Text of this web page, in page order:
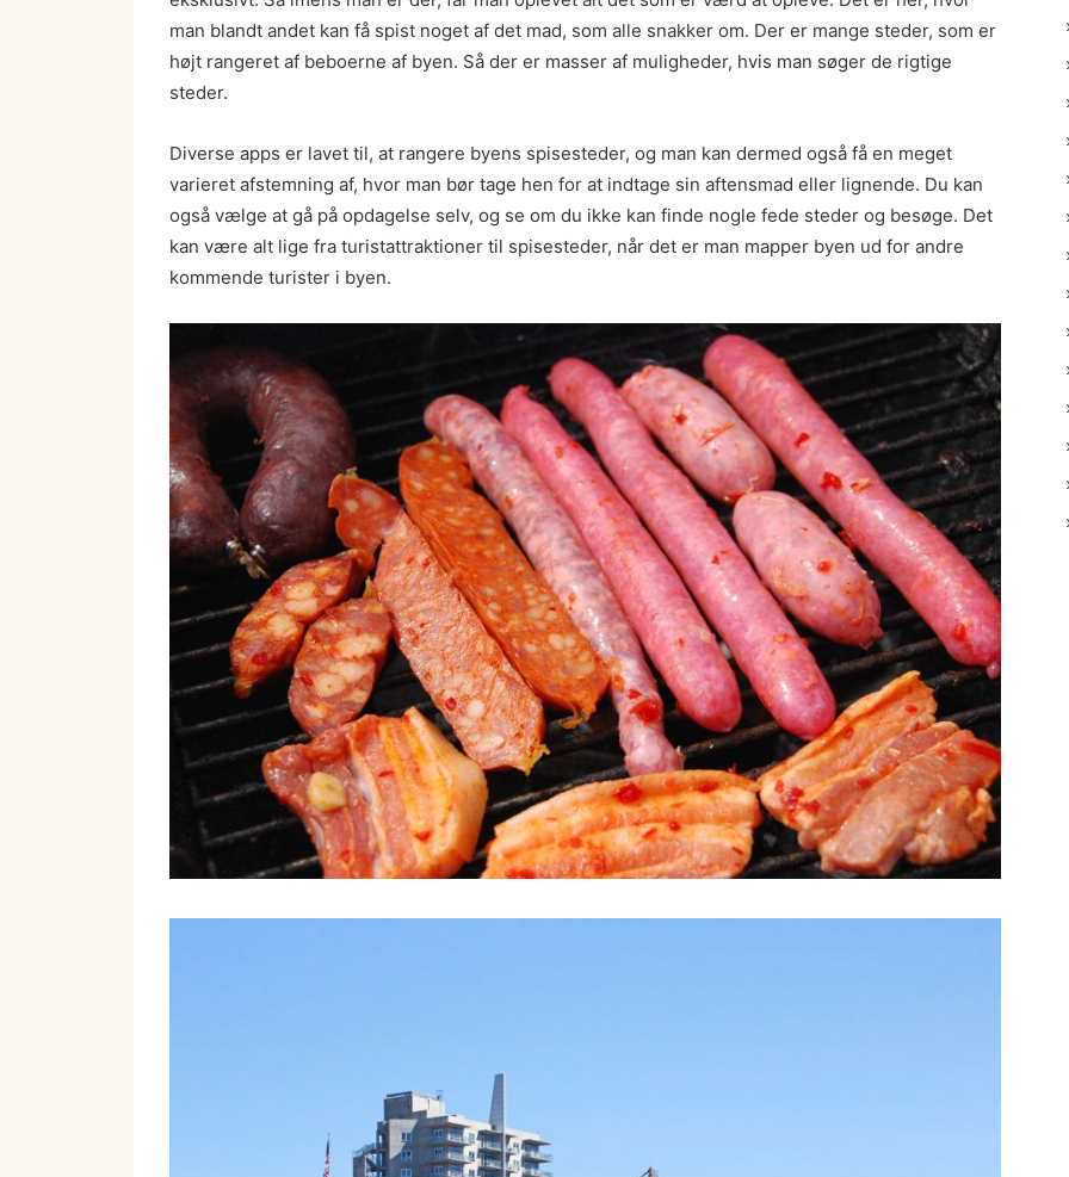
man blandt andet kan få spist noget af det mad, som alle snakker om. Der er mange steder, som er
højt rangeret af beboerne af byen. Så der er masser af muligheder, hvis man søger de rigtige
steder.
Diverse apps er lavet til, at rangere byens spisesteder, og man kan dermed også få en meget
varieret afstemning af, hvor man bør tage hen for at indtage sin aftensmad eller lignende. Du kan
også vælge at gå på opdagelse selv, og se om du ikke kan finde nogle fede steder og besøge. Det
kan være alt lige fra turistattraktioner til spisesteder, når det er man mapper byen ud for andre
kommende turister i byen.